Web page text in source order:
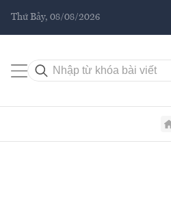
Thứ Bảy, 08/08/2026